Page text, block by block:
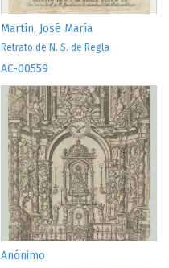
Martín, José María
Retrato de N. S. de Regla
AC-00559
Anónimo